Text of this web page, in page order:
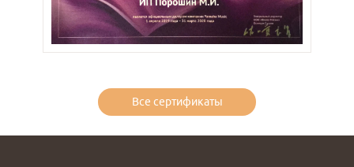
Все сертификаты